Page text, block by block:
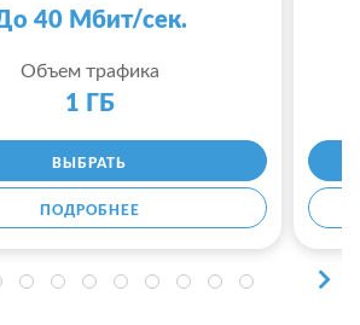
40 Мбит/сек.
Объем трафика
1 ГБ
ВЫБРАТЬ
ПОДРОБНЕЕ